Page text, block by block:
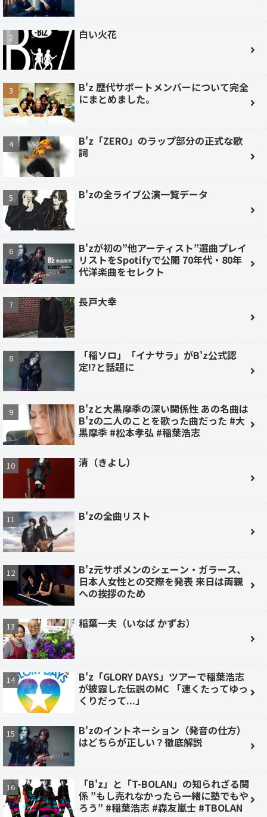
白い火花
B'z 歴代サポートメンバーについて完全
にまとめました。
B'z「ZERO」のラップ部分の正式な歌
詞
B'zの全ライブ公演一覧データ
B'zが初の”他アーティスト”選曲プレイ
リストをSpotifyで公開 70年代・80年
代洋楽曲をセレクト
長戸大幸
「稲ソロ」「イナサラ」がB'z公式認
定!?と話題に
B'zと大黒摩季の深い関係性 あの名曲は
B'zの二人のことを歌った曲だった #大
黒摩季 #松本孝弘 #稲葉浩志
清（きよし）
B'zの全曲リスト
B'z元サポメンのシェーン・ガラース、
日本人女性との交際を発表 来日は両親
への挨拶のため
稲葉一夫（いなば かずお）
B'z「GLORY DAYS」ツアーで稲葉浩志
が披露した伝説のMC 「速くたってゆっ
くりだって...」
B'zのイントネーション（発音の仕方）
はどちらが正しい？徹底解説
「B'z」と「T-BOLAN」の知られざる関
係 ”もし売れなかったら一緒に塾でもや
ろう” #稲葉浩志 #森友嵐士 #TBOLAN